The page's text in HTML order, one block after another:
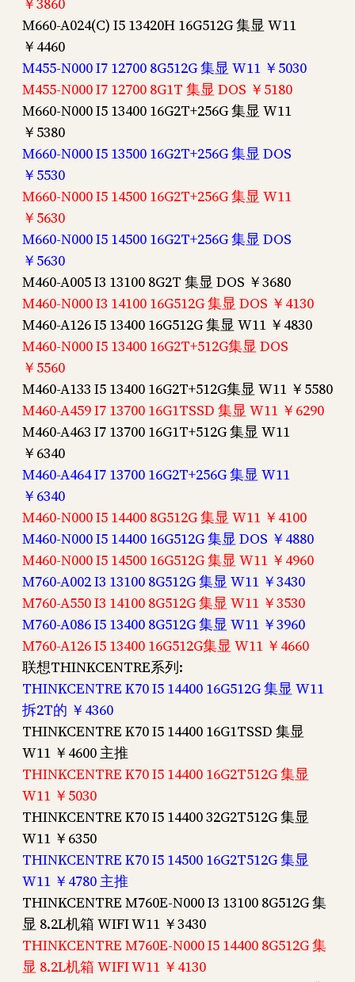
M660-A024(C) I5 13420H 16G512G 集显 W11
￥4460
M455-N000 I7 12700 8G512G 集显 W11 ￥5030
M455-N000 I7 12700 8G1T 集显 DOS ￥5180
M660-N000 I5 13400 16G2T+256G 集显 W11
￥5380
M660-N000 I5 13500 16G2T+256G 集显 DOS
￥5530
M660-N000 I5 14500 16G2T+256G 集显 W11
￥5630
M660-N000 I5 14500 16G2T+256G 集显 DOS
￥5630
M460-A005 I3 13100 8G2T 集显 DOS ￥3680
M460-N000 I3 14100 16G512G 集显 DOS ￥4130
M460-A126 I5 13400 16G512G 集显 W11 ￥4830
M460-N000 I5 13400 16G2T+512G集显 DOS
￥5560
M460-A133 I5 13400 16G2T+512G集显 W11 ￥5580
M460-A459 I7 13700 16G1TSSD 集显 W11 ￥6290
M460-A463 I7 13700 16G1T+512G 集显 W11
￥6340
M460-A464 I7 13700 16G2T+256G 集显 W11
￥6340
M460-N000 I5 14400 8G512G 集显 W11 ￥4100
M460-N000 I5 14400 16G512G 集显 DOS ￥4880
M460-N000 I5 14500 16G512G 集显 W11 ￥4960
M760-A002 I3 13100 8G512G 集显 W11 ￥3430
M760-A550 I3 14100 8G512G 集显 W11 ￥3530
M760-A086 I5 13400 8G512G 集显 W11 ￥3960
M760-A126 I5 13400 16G512G集显 W11 ￥4660
联想THINKCENTRE系列:
THINKCENTRE K70 I5 14400 16G512G 集显 W11
拆2T的 ￥4360
THINKCENTRE K70 I5 14400 16G1TSSD 集显
W11 ￥4600 主推
THINKCENTRE K70 I5 14400 16G2T512G 集显
W11 ￥5030
THINKCENTRE K70 I5 14400 32G2T512G 集显
W11 ￥6350
THINKCENTRE K70 I5 14500 16G2T512G 集显
W11 ￥4780 主推
THINKCENTRE M760E-N000 I3 13100 8G512G 集
显 8.2L机箱 WIFI W11 ￥3430
THINKCENTRE M760E-N000 I5 14400 8G512G 集
显 8.2L机箱 WIFI W11 ￥4130